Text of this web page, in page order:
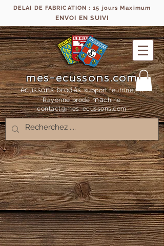
DELAI DE FABRICATION : 15 jours Maximum
ENVOI EN SUIVI
mes-ecussons.com
écussons brodés support feutrine, fil
Rayonne brodémachine
contact@mes-ecussons.com